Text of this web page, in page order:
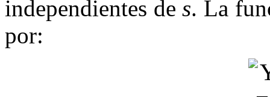
independientes des. La
por: